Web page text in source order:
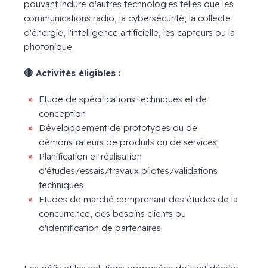
pouvant inclure d'autres technologies telles que les
communications radio, la cybersécurité, la collecte
d'énergie, l'intelligence artificielle, les capteurs ou la
photonique.
🔴 Activités éligibles :
Etude de spécifications techniques et de
conception
Développement de prototypes ou de
démonstrateurs de produits ou de services.
Planification et réalisation
d'études/essais/travaux pilotes/validations
techniques
Etudes de marché comprenant des études de la
concurrence, des besoins clients ou
d'identification de partenaires